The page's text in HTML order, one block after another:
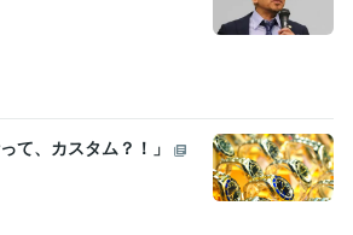
レームワーク
年
Google サイト:20年
て、カスタム？！」